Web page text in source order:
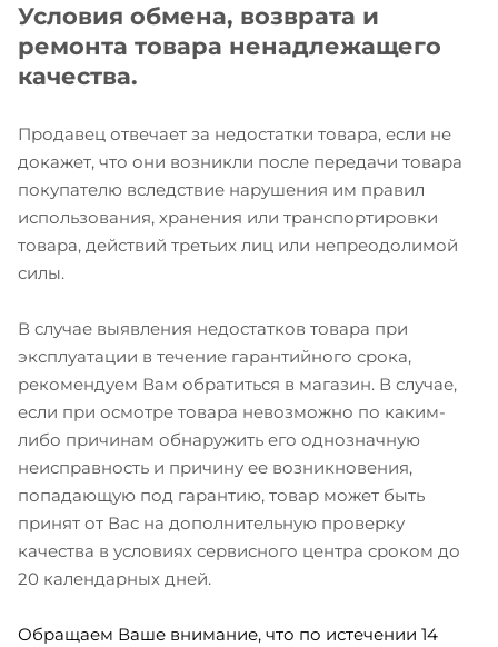
Условия обмена, возврата и
ремонта товара ненадлежащего
качества.
Продавец отвечает за недостатки товара, если не
докажет, что они возникли после передачи товара
покупателю вследствие нарушения им правил
использования, хранения или транспортировки
товара, действий третьих лиц или непреодолимой
силы.
В случае выявления недостатков товара при
эксплуатации в течение гарантийного срока,
рекомендуем Вам обратиться в магазин. В случае,
если при осмотре товара невозможно по каким-
либо причинам обнаружить его однозначную
неисправность и причину ее возникновения,
попадающую под гарантию, товар может быть
принят от Вас на дополнительную проверку
качества в условиях сервисного центра сроком до
20 календарных дней.
Обращаем Ваше внимание, что по истечении 14